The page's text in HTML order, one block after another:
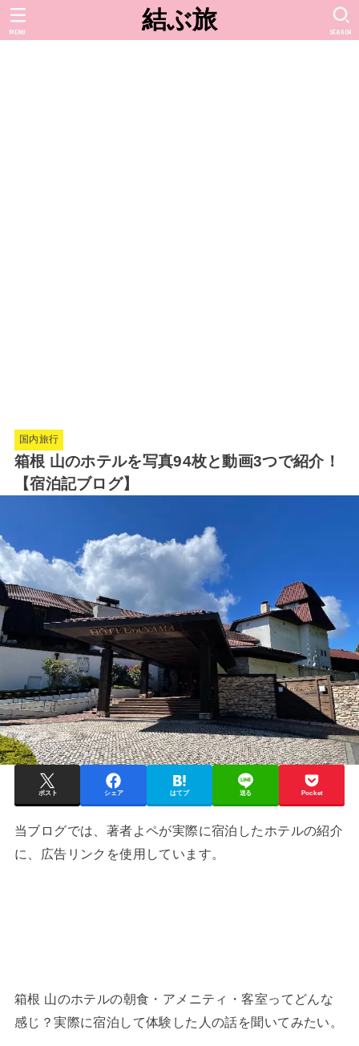
結ぶ旅 SEARCH
MENU
国内旅行
箱根 山のホテルを写真94枚と動画3つで紹介！
【宿泊記ブログ】
ポスト シェア はてブ 送る Pocket
当ブログでは、著者よペが実際に宿泊したホテルの紹介
に、広告リンクを使用しています。
箱根 山のホテルの朝食・アメニティ・客室ってどんな
感じ？実際に宿泊して体験した人の話を聞いてみたい。